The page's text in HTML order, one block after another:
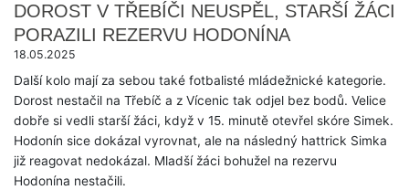
DOROST V TŘEBÍČI NEUSPĚL, STARŠÍ ŽÁCI
PORAZILI REZERVU HODONÍNA
18.05.2025
Další kolo mají za sebou také fotbalisté mládežnické kategorie.
Dorost nestačil na Třebíč a z Vícenic tak odjel bez bodů. Velice
dobře si vedli starší žáci, když v 15. minutě otevřel skóre Simek.
Hodonín sice dokázal vyrovnat, ale na následný hattrick Simka
již reagovat nedokázal. Mladší žáci bohužel na rezervu
Hodonína nestačili.